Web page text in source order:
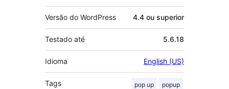
Versão do WordPress 4.4 ou superior
Testado até 5.6.18
Idioma English (US)
Tags pop up popup